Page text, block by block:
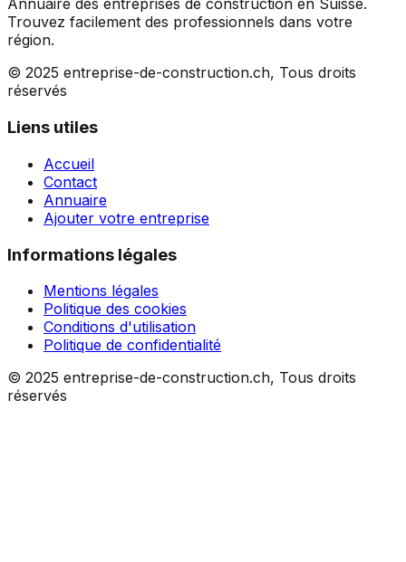
Annuaire des entreprises de construction en Suisse.
Trouvez facilement des professionnels dans votre
région.
© 2025 entreprise-de-construction.ch, Tous droits
réservés
Liens utiles
Accueil
Contact
Annuaire
Ajouter votre entreprise
Informations légales
Mentions légales
Politique des cookies
Conditions d'utilisation
Politique de confidentialité
© 2025 entreprise-de-construction.ch, Tous droits
réservés